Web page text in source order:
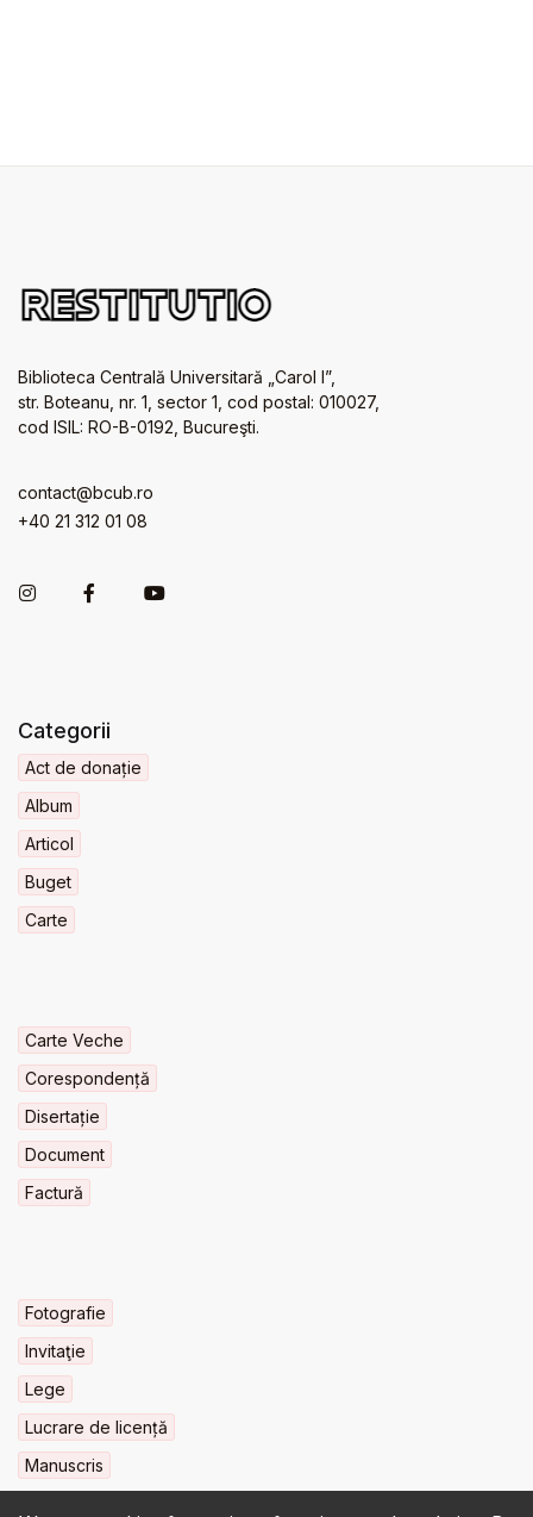
Biblioteca Centrală Universitară „Carol I”,
str. Boteanu, nr. 1, sector 1, cod postal: 010027,
cod ISIL: RO-B-0192, Bucureşti.
contact@bcub.ro
+40 21 312 01 08
Categorii
Act de donație
Album
Articol
Buget
Carte
Carte Veche
Corespondență
Disertație
Document
Factură
Fotografie
Invitaţie
Lege
Lucrare de licență
Manuscris